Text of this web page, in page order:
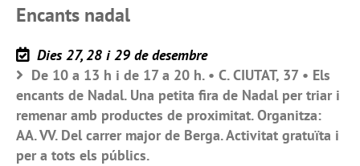
Encants nadal
Dies 27, 28 i 29 de desembre
De 10 a 13 h i de 17 a 20 h. • C. CIUTAT, 37 • Els
encants de Nadal. Una petita fira de Nadal per triar i
remenar amb productes de proximitat. Organitza:
AA. VV. Del carrer major de Berga. Activitat gratuïta i
per a tots els públics.